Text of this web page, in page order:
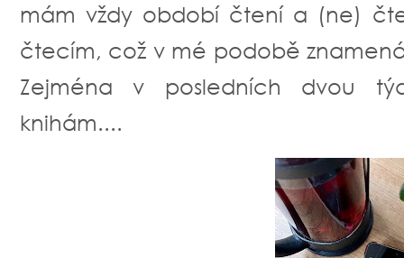
mám vždy období čtení a (ne)
čtecím, což v mé podobě
Zejména v posledních dvou
knihám....